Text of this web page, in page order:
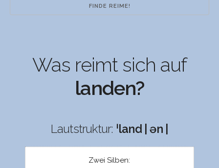
Was reimt sich auf
landen?
Lautstruktur: ˈland | ən |
Zwei Silben: